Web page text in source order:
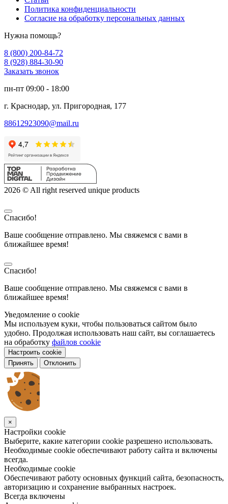
Политика конфиденциальности
Согласие на обработку персональных данных
Нужна помощь?
8 (800) 200-84-72
8 (928) 884-30-90
Заказать звонок
пн-пт 09:00 - 18:00
г. Краснодар, ул. Пригородная, 177
88612923090@mail.ru
2026 © All right reserved unique products
Спасибо!
Ваше сообщение отправлено. Мы свяжемся с вами в
ближайшее время!
Спасибо!
Ваше сообщение отправлено. Мы свяжемся с вами в
ближайшее время!
Уведомление о cookie
Мы используем куки, чтобы пользоваться сайтом было
удобно. Продолжая использовать наш сайт, вы соглашаетесь
на обработку файлов cookie
Настроить cookie
Принять
Отклонить
×
Настройки cookie
Выберите, какие категории cookie разрешено использовать.
Необходимые cookie обеспечивают работу сайта и включены
всегда.
Необходимые cookie
Обеспечивают работу основных функций сайта, безопасность,
авторизацию и сохранение выбранных настроек.
Всегда включены